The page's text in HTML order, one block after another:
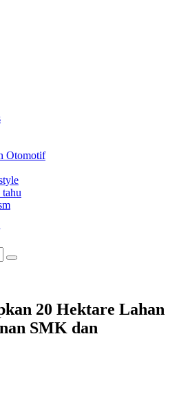
Otomotif
tahu
20 Hektare Lahan
SMK dan